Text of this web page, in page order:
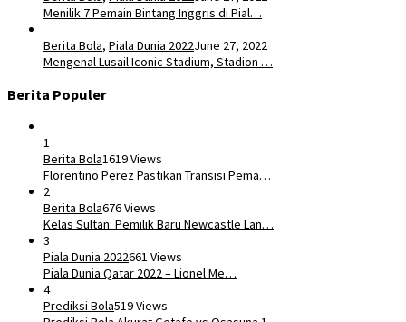
Menilik 7 Pemain Bintang Inggris di Pial…
Berita Bola, Piala Dunia 2022June 27, 2022
Mengenal Lusail Iconic Stadium, Stadion …
Berita Populer
1
Berita Bola1619 Views
​Florentino Perez Pastikan Transisi Pema…
2
Berita Bola676 Views
Kelas Sultan: Pemilik Baru Newcastle Lan…
3
Piala Dunia 2022661 Views
Piala Dunia Qatar 2022 – Lionel Me…
4
Prediksi Bola519 Views